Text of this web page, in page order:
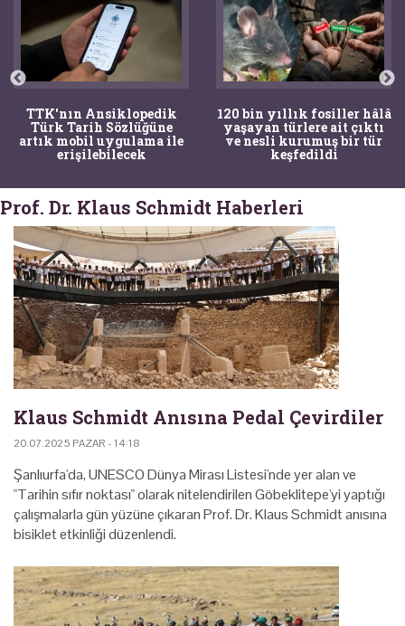
120 bin yıllık fosiller hâlâ
yaşayan türlere ait çıktı
ve nesli kurumuş bir tür
keşfedildi
Bir torba kemik adli
tıpçıları şaşkına çevirdi,
kemiklerin sırrını
arkeologlar çözdü
Prof. Dr. Klaus Schmidt Haberleri
Klaus Schmidt Anısına Pedal Çevirdiler
20.07.2025 PAZAR - 14:18
Şanlıurfa'da, UNESCO Dünya Mirası Listesi'nde yer alan ve
"Tarihin sıfır noktası" olarak nitelendirilen Göbeklitepe'yi yaptığı
çalışmalarla gün yüzüne çıkaran Prof. Dr. Klaus Schmidt anısına
bisiklet etkinliği düzenlendi.